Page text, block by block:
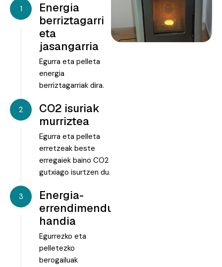
1
Energia
berriztagarri
eta
jasangarria
Egurra eta pelleta
energia
berriztagarriak dira.
2
CO2 isuriak
murriztea
Egurra eta pelleta
erretzeak beste
erregaiek baino CO2
gutxiago isurtzen du.
3
Energia-
errendimendu
handia
Egurrezko eta
pelletezko
berogailuak